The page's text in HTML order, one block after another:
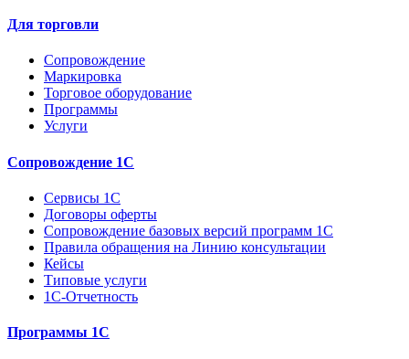
Для торговли
Сопровождение
Маркировка
Торговое оборудование
Программы
Услуги
Сопровождение 1С
Сервисы 1С
Договоры оферты
Сопровождение базовых версий программ 1С
Правила обращения на Линию консультации
Кейсы
Типовые услуги
1С-Отчетность
Программы 1С